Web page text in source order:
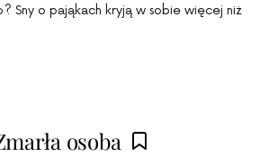
Sny o pająkach kryją w sobie więcej niż
osoba